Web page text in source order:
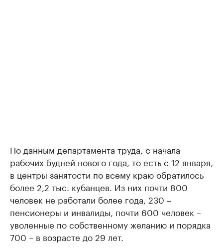
По данным департамента труда, с начала
рабочих будней нового года, то есть с 12 января,
в центры занятости по всему краю обратилось
более 2,2 тыс. кубанцев. Из них почти 800
человек не работали более года, 230 –
пенсионеры и инвалиды, почти 600 человек –
уволенные по собственному желанию и порядка
700 – в возрасте до 29 лет.